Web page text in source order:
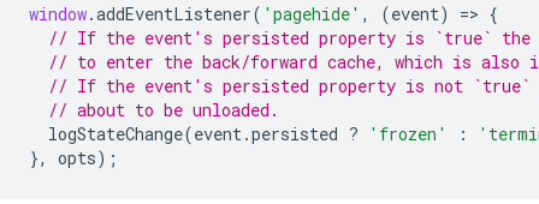
window.addEventListener( 'pagehide' , (event) => {
// If the event's persisted property is `true` the
// to enter the back/forward cache, which is also
// If the event's persisted property is not `true`
// about to be unloaded.
logStateChange(event .persisted ? 'frozen' :
},
opts);